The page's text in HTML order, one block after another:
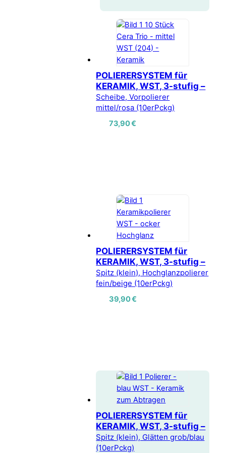
POLIERERSYSTEM für
KERAMIK, WST, 3-stufig –
Scheibe, Vorpolierer
mittel/rosa (10erPckg)
73,90€
POLIERERSYSTEM für
KERAMIK, WST, 3-stufig –
Spitz (klein), Hochglanzpolierer
fein/beige (10erPckg)
39,90€
POLIERERSYSTEM für
KERAMIK, WST, 3-stufig –
Spitz (klein), Glätten grob/blau
(10erPckg)